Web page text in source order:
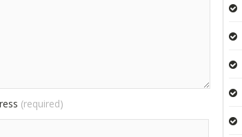
(required)